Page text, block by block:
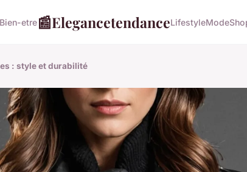
Bien-etre📰ElegancetendanceLifestyleMode
: style et durabilité